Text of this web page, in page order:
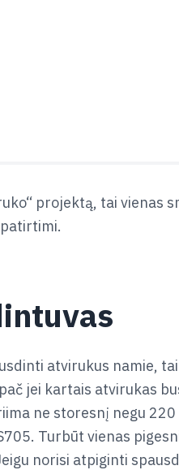
projektą, tai vienas
atvirukus namie,
jei kartais atvirukas
ne storesnį negu
Turbūt vienas
norisi atpiginti